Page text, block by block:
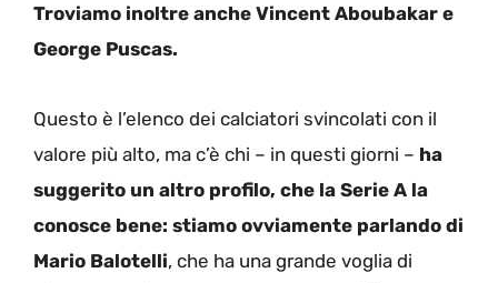
Troviamo inoltre anche Vincent Aboubakar e
George Puscas.
Questo è l’elenco dei calciatori svincolati con il
valore più alto, ma c’è chi – in questi giorni – ha
suggerito un altro profilo, che la Serie A la
conosce bene: stiamo ovviamente parlando di
Mario Balotelli, che ha una grande voglia di